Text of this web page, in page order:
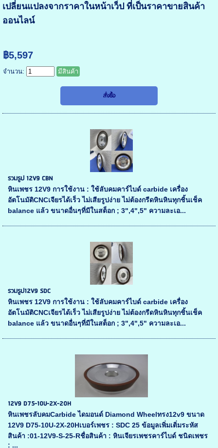
เปลี่ยนแปลงจากราคาในหน้าเว็ป ที่เป็นราคาขายสินค้า
ออนไลน์
฿5,597
จำนวน: มีสินค้า
รวมรูป 12V9 CBN
หินเพชร 12V9 การใช้งาน : ใช้ลับคมคาร์ไบด์ carbide เครื่อง
อัตโนมัติCNCเจียรได้เร็ว ไม่เสียรูปง่าย ไม่ต้องกรีดหินหินทุกชิ้นเช็ค
balance แล้ว ขนาดอื่นๆที่มีในสต็อก ; 3",4",5" ความละเอ...
รวมรูป12V9 SDC
หินเพชร 12V9 การใช้งาน : ใช้ลับคมคาร์ไบด์ carbide เครื่อง
อัตโนมัติCNCเจียรได้เร็ว ไม่เสียรูปง่าย ไม่ต้องกรีดหินหินทุกชิ้นเช็ค
balance แล้ว ขนาดอื่นๆที่มีในสต็อก ; 3",4",5" ความละเอ...
12V9 D75-10U-2X-20H
หินเพชรลับคมCarbide ไดมอนด์ Diamond Wheelทรง12v9 ขนาด
12V9 D75-10U-2X-20Hเบอร์เพชร : SDC 25 ข้อมูลเพิ่มเติ่มระหัส
สินค้า :01-12V9-S-25-Rชื่อสินค้า : หินเจียรเพชรคาร์ไบด์ ชนิดเพชร
: ...